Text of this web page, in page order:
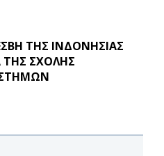
ΤΗΣ ΙΝΔΟΝΗΣΙΑΣ
ΣΧΟΛΗΣ